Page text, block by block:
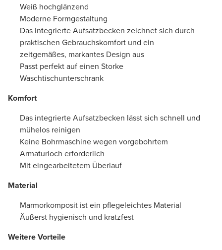
Weiß hochglänzend
Moderne Formgestaltung
Das integrierte Aufsatzbecken zeichnet sich durch
praktischen Gebrauchskomfort und ein
zeitgemäßes, markantes Design aus
Passt perfekt auf einen Storke
Waschtischunterschrank
Komfort
Das integrierte Aufsatzbecken lässt sich schnell und
mühelos reinigen
Keine Bohrmaschine wegen vorgebohrtem
Armaturloch erforderlich
Mit eingearbeitetem Überlauf
Material
Marmorkomposit ist ein pflegeleichtes Material
Äußerst hygienisch und kratzfest
Weitere Vorteile